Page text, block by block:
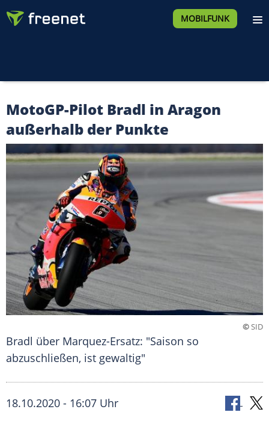
MOBILFUNK
MotoGP-Pilot Bradl in Aragon
außerhalb der Punkte
©SID
Bradl über Marquez-Ersatz: "Saison so
abzuschließen, ist gewaltig"
18.10.2020 - 16:07 Uhr